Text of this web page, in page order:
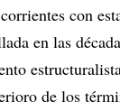
con
en las
de los